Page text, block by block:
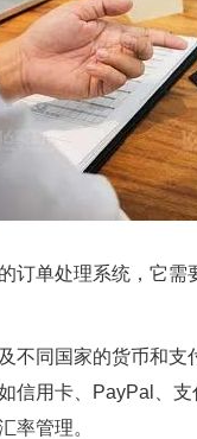
订单处理系统，它
不同国家的货币和
信用卡、PayPal、
率管理。